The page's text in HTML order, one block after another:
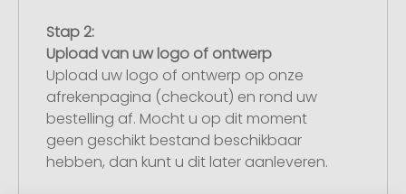
Stap 2:
Upload van uw logo of ontwerp
Upload uw logo of ontwerp op onze
afrekenpagina (checkout) en rond uw
bestelling af. Mocht u op dit moment
geen geschikt bestand beschikbaar
hebben, dan kunt u dit later aanleveren.